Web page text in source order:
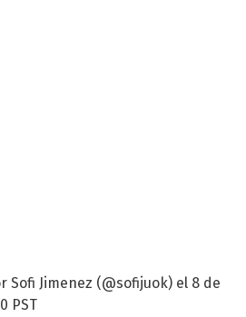
Sofi Jimenez (@sofijuok) el 8 de
PST